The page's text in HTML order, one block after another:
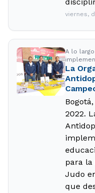
viernes,
A lo
La
2022.
para la
Judo
que